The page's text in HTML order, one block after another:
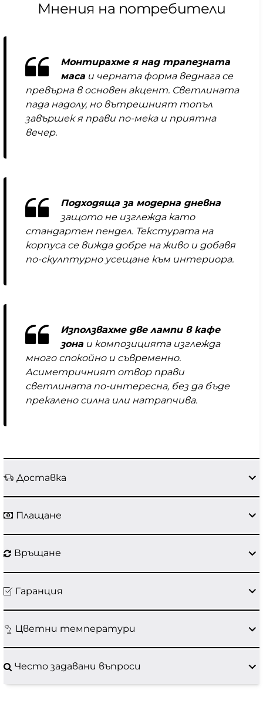
Мнения на потребители
Монтирахме я над трапезната
маса и черната форма веднага се
превърна в основен акцент. Светлината
пада надолу, но вътрешният топъл
завършек я прави по-мека и приятна
вечер.
Подходяща за модерна дневна
защото не изглежда като
стандартен пендел. Текстурата на
корпуса се вижда добре на живо и добавя
по-скулптурно усещане към интериора.
Използвахме две лампи в кафе
зона и композицията изглежда
много спокойно и съвременно.
Асиметричният отвор прави
светлината по-интересна, без да бъде
прекалено силна или натрапчива.
Доставка
Плащане
Връщане
Гаранция
Цветни температури
Често задавани въпроси